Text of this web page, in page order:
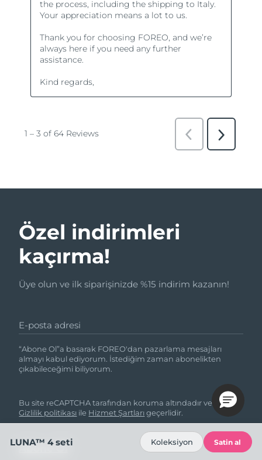
Özel indirimleri
kaçırma!
Üye olun ve ilk siparişinizde %15 indirim kazanın!
E-posta adresi
“Abone Ol”a basarak FOREO'dan pazarlama mesajları
almayı kabul ediyorum. İstediğim zaman abonelikten
çıkabileceğimi biliyorum.
Bu site reCAPTCHA tarafından koruma altındadır ve Google
Gizlilik politikası ile Hizmet Şartlarıgeçerlidir.
LUNA™ 4 seti Koleksiyon Satin al